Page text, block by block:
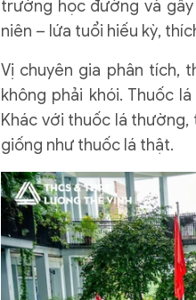
trường học đường và
niên – lứa tuổi hiếu kỳ,
Vị chuyên gia phân tích,
không phải khói. Thuốc
Khác với thuốc lá
giống như thuốc lá thật.